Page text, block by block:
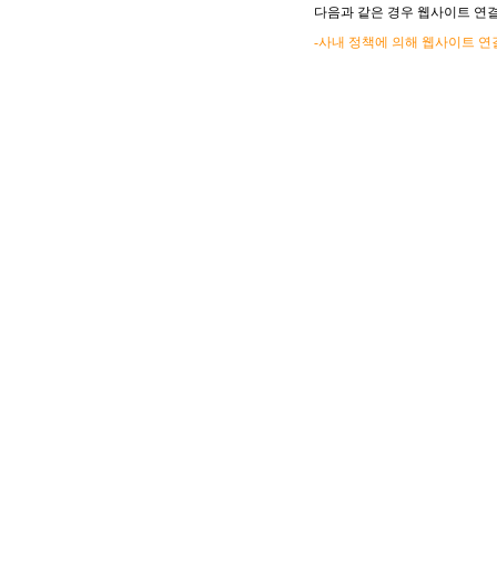
다음과 같은 경우 웹사이트 연
-사내 정책에 의해 웹사이트